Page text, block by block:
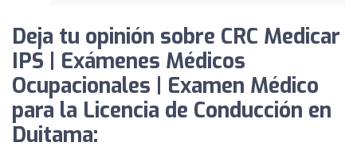
Deja tu opinión sobre CRC Medicar
IPS | Exámenes Médicos
Ocupacionales | Examen Médico
para la Licencia de Conducción en
Duitama: